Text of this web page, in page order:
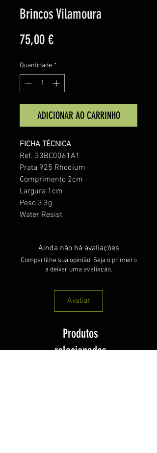
Brincos Vilamoura
75,00 €Preço
Quantidade *
ADICIONAR AO CARRINHO
FICHA TÉCNICA
Ref. 33BC0061A1
Prata 925 Rhodium
Comprimento 2cm
Largura 1cm
Peso 3,3g
Water Resist
Ainda não há avaliações
Compartilhe sua opinião. Seja o primeiro
a deixar uma avaliação.
Avaliar
Produtos
relacionados